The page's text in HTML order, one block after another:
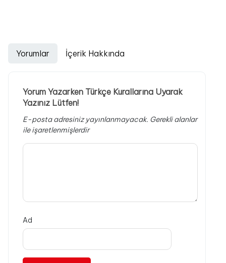
Yorumlar İçerik Hakkında
Yorum Yazarken Türkçe Kurallarına Uyarak
Yazınız Lütfen!
E-posta adresiniz yayınlanmayacak. Gerekli alanlar
ile işaretlenmişlerdir
Ad